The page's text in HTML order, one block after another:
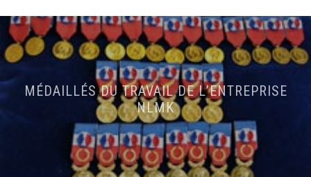
MÉDAILLÉS DU TRAVAIL DE L’ENTREPRISE
NLMK